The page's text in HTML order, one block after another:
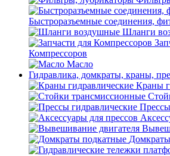
Быстроразъемные соединения,
Шланги
Компрессоров
Масло
Гидравлика, домкраты, краны,
Краны